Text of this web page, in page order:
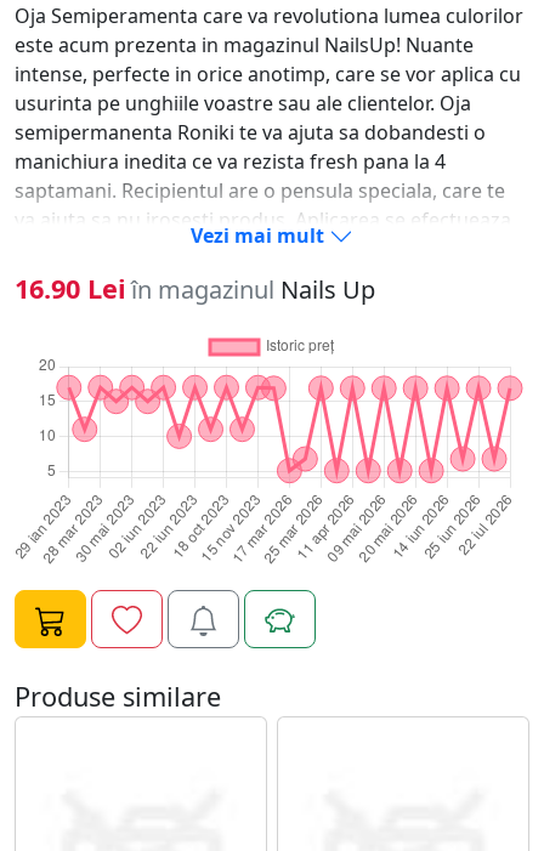
Oja Semiperamenta care va revolutiona lumea culorilor
este acum prezenta in magazinul NailsUp! Nuante
intense, perfecte in orice anotimp, care se vor aplica cu
usurinta pe unghiile voastre sau ale clientelor. Oja
semipermanenta Roniki te va ajuta sa dobandesti o
manichiura inedita ce va rezista fresh pana la 4
saptamani. Recipientul are o pensula speciala, care te
va ajuta sa nu irosesti produs. Aplicarea se efectueaza
rapid, iar rezultatul final este unul reusit!Iata si pasii
care trebuie urmati pentru realizarea manichiurii cu oja
semipermanenta: 1. Se imping cuticulele sau se taie
dupa caz;2. Se matuiesc unghiile cu un buffer pentru a
elimina grasimea unghiei si luciul natural al acesteia;3.
Se degreseaza unghiile pentru eliminarea prafului
rezultat in urma matuirii;4. Se aplica baza (primer,base
gel) si se usuca in lampa UV timp de 1-2 min;5. Se aplica
primul strat de oja, fara a atinge cuticula si se usuca la
lampa UV 2 min;6. Daca se doreste obtinerea unei
nuante mai intense se aplica un al doilea strat si se
usuca din nou 2 min la lampa UV;7. Pentru pastrarea
unui luciu puternic se aplica un strat de top coat care se
usuca 2 min in lampa UV;8. Se degreseaza unghia
pentru eliminarea stratului lipicios si se maseaza
cuticula cu un ulei hidratant.Gramaj: 10ml.
Vezi mai mult
16.90 Lei în magazinul Nails Up
Produse similare